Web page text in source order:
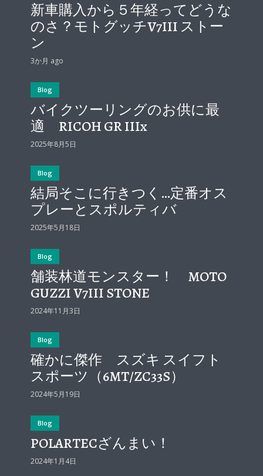
新車購入から５年経ってどうな
のさ？モトグッチV7III ストー
ン
3か月 ago
Blog
バイクツーリングのお供に最
適 RICOH GR IIIx
2025年8月5日
Blog
結局そこに行きつく…定番オス
プレーとスポルティバ
2025年5月18日
Blog
舗装林道モンスター！ MOTO
GUZZI V7III STONE
2024年11月3日
Blog
確かに傑作 スズキ スイフト
スポーツ（6MT/ZC33S）
2024年5月19日
Blog
POLARTECざんまい！
2024年1月4日